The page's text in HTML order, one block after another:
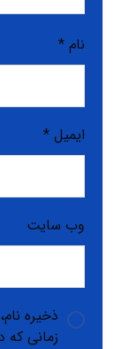
نام*
ایمیل*
وب‌ سایت
ذخیره
زمانی که